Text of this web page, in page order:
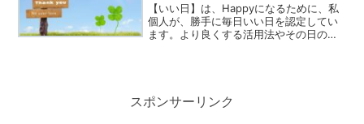
【いい日】は、Happyになるために、私
個人が、勝手に毎日いい日を認定してい
ます。より良くする活用法やその日の情
スポンサーリンク